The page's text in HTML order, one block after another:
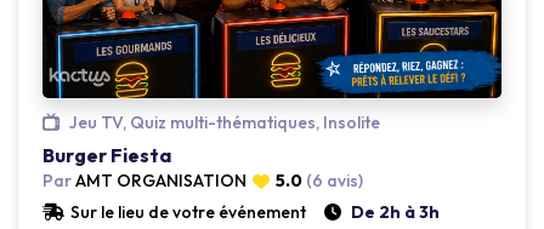
Jeu TV, Quiz multi-thématiques, Insolite
Burger Fiesta
ParAMT ORGANISATION 5.0 (6 avis)
Sur le lieu de votre événement
De 2h à 3h